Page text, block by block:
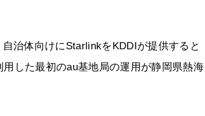
治体向けにStarlinkをKDDIが提供すると
した最初のau基地局の運用が静岡県熱海